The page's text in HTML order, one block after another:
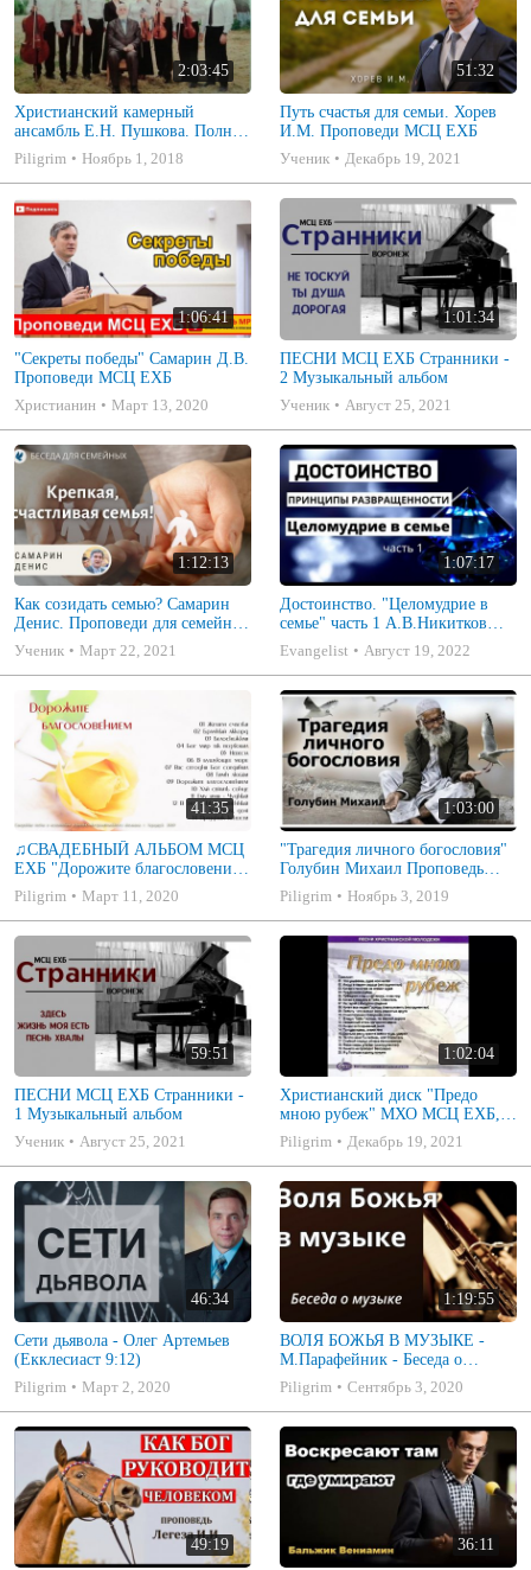
2:03:45
Христианский камерный
ансамбль Е.Н. Пушкова. Полное
собрание
Piligrim Ноябрь 1, 2018
51:32
Путь счастья для семьи. Хорев
И.М. Проповеди МСЦ ЕХБ
Ученик
Декабрь 19, 2021
1:06:41
"Секреты победы" Самарин Д.В.
Проповеди МСЦ ЕХБ
Христианин
Март 13, 2020
1:01:34
ПЕСНИ МСЦ ЕХБ Странники -
2 Музыкальный альбом
Ученик
Август 25, 2021
1:12:13
Как созидать семью? Самарин
Денис. Проповеди для семейных
МСЦ ЕХБ
Ученик Март 22, 2021
1:07:17
Достоинство. "Целомудрие в
семье" часть 1 А.В.Никитков
Беседа для семейных МСЦ ЕХБ
Evangelist Август 19, 2022
41:35
♫СВАДЕБНЫЙ АЛЬБОМ МСЦ
ЕХБ "Дорожите благословением
- Христианские песни.
Музыкальный диск. Псалмы
Piligrim Март 11, 2020
1:03:00
"Трагедия личного богословия"
Голубин Михаил Проповедь
2019
Piligrim Ноябрь 3, 2019
59:51
ПЕСНИ МСЦ ЕХБ Странники -
1 Музыкальный альбом
Ученик
Август 25, 2021
1:02:04
Христианский диск "Предо
мною рубеж" МХО МСЦ ЕХБ,
музыкальный альбом, пение,
музыка
Piligrim Декабрь 19, 2021
46:34
Сети дьявола - Олег Артемьев
(Екклесиаст 9:12)
Piligrim
Март 2, 2020
1:19:55
ВОЛЯ БОЖЬЯ В МУЗЫКЕ -
М.Парафейник - Беседа о
музыке 2
Piligrim Сентябрь 3, 2020
49:19 36:11